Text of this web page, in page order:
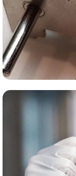
Сервис